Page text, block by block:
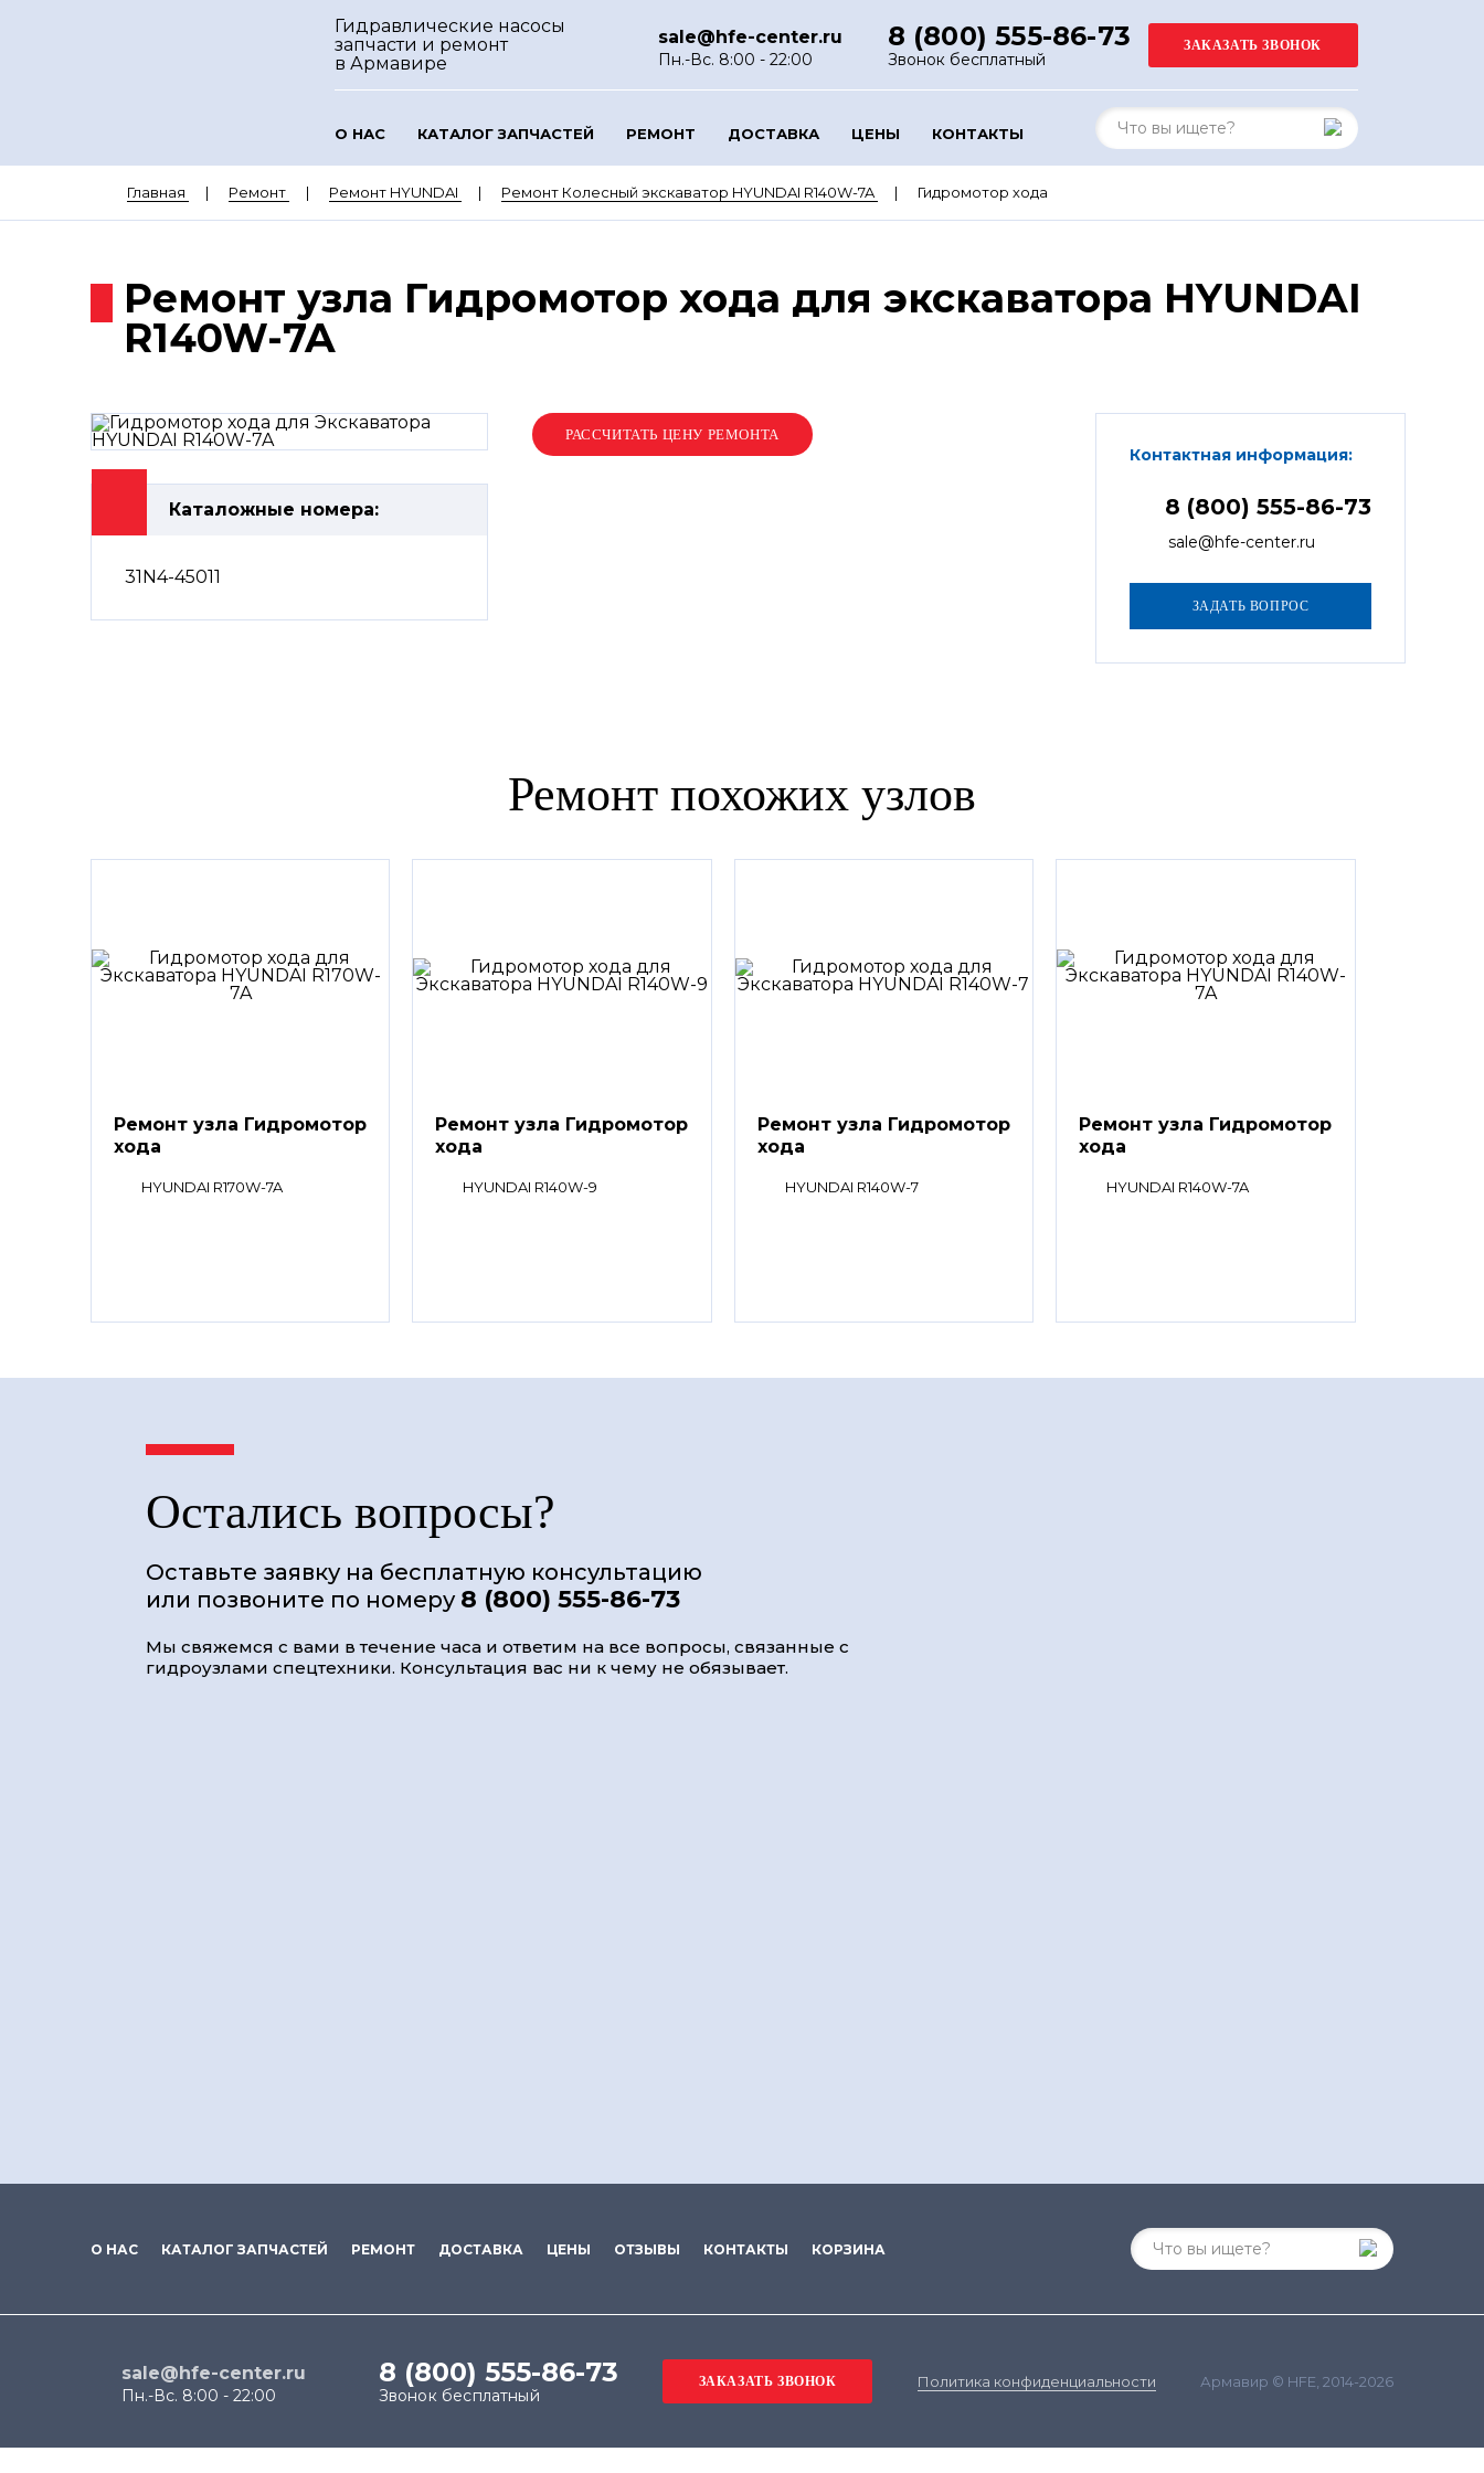
Гидравлические насосы
запчасти и ремонт
в Армавире
sale@hfe-center.ru
Пн.-Вс. 8:00 - 22:00
8 (800) 555-86-73
Звонок бесплатный
О НАС КАТАЛОГ ЗАПЧАСТЕЙ РЕМОНТ ДОСТАВКА ЦЕНЫ КОНТАКТЫ
Главная Ремонт Ремонт HYUNDAI Ремонт Колесный экскаватор HYUNDAI R140W-7A Гидромотор хода
Ремонт узла Гидромотор хода для экскаватора HYUNDAI
R140W-7A
Каталожные номера:
31N4-45011
Контактная информация:
8 (800) 555-86-73
sale@hfe-center.ru
Ремонт похожих узлов
Ремонт узла Гидромотор
хода
HYUNDAI R170W-7A
Ремонт узла Гидромотор
хода
HYUNDAI R140W-9
Ремонт узла Гидромотор
хода
HYUNDAI R140W-7
Ремонт узла Гидромотор
хода
HYUNDAI R140W-7A
Остались вопросы?
Оставьте заявку на бесплатную консультацию
или позвоните по номеру 8 (800) 555-86-73
Мы свяжемся с вами в течение часа и ответим на все вопросы, связанные с
гидроузлами спецтехники. Консультация вас ни к чему не обязывает.
О НАС КАТАЛОГ ЗАПЧАСТЕЙ РЕМОНТ ДОСТАВКА ЦЕНЫ ОТЗЫВЫ КОНТАКТЫ КОРЗИНА
sale@hfe-center.ru
Пн.-Вс. 8:00 - 22:00
8 (800) 555-86-73
Звонок бесплатный
Политика конфиденциальности Армавир © HFE, 2014-2026